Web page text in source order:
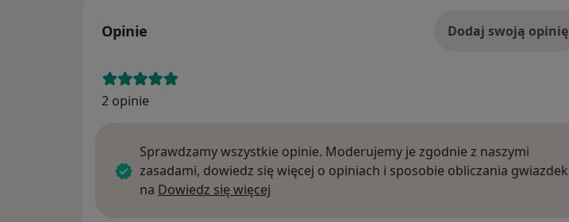
Opinie Dodaj swoją opinię
2 opinie
Sprawdzamy wszystkie opinie. Moderujemy je zgodnie z naszymi
zasadami, dowiedz się więcej o opiniach i sposobie obliczania gwiazdek
na Dowiedz się więcej